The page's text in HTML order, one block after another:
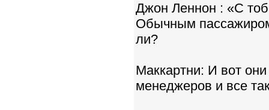
Джон Леннон : «С
Обычным
ли?
Маккартни: И вот
менеджеров и все